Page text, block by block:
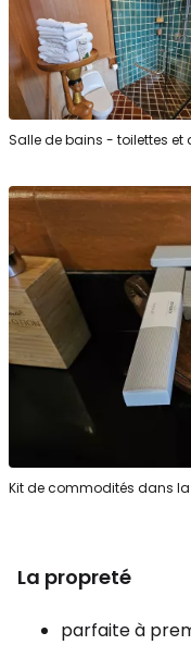
Salle de bains - toilettes et
Kit de commodités dans
La propreté
parfaite à